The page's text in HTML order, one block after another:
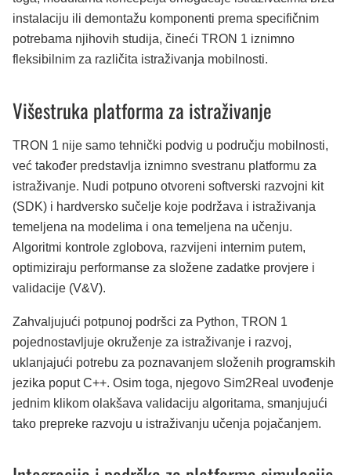
instalaciju ili demontažu komponenti prema specifičnim
potrebama njihovih studija, čineći TRON 1 iznimno
fleksibilnim za različita istraživanja mobilnosti.
Višestruka platforma za istraživanje
TRON 1 nije samo tehnički podvig u području mobilnosti,
već također predstavlja iznimno svestranu platformu za
istraživanje. Nudi potpuno otvoreni softverski razvojni kit
(SDK) i hardversko sučelje koje podržava i istraživanja
temeljena na modelima i ona temeljena na učenju.
Algoritmi kontrole zglobova, razvijeni internim putem,
optimiziraju performanse za složene zadatke provjere i
validacije (V&V).
Zahvaljujući potpunoj podršci za Python, TRON 1
pojednostavljuje okruženje za istraživanje i razvoj,
uklanjajući potrebu za poznavanjem složenih programskih
jezika poput C++. Osim toga, njegovo Sim2Real uvođenje
jednim klikom olakšava validaciju algoritama, smanjujući
tako prepreke razvoju u istraživanju učenja pojačanjem.